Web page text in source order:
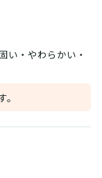
い・やわらかい・